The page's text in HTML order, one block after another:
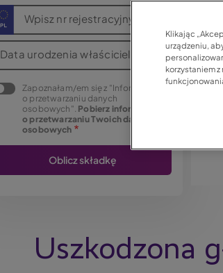
Wpisz nr rejestracyjny
Data urodzenia właściciela
Zapoznałam/em się z "Informacją
o przetwarzaniu danych
osobowych". Pobierz informację
o przetwarzaniu Twoich danych
osobowych
Uszkodzona
Klikając
urządzeniu,
korzystaniem